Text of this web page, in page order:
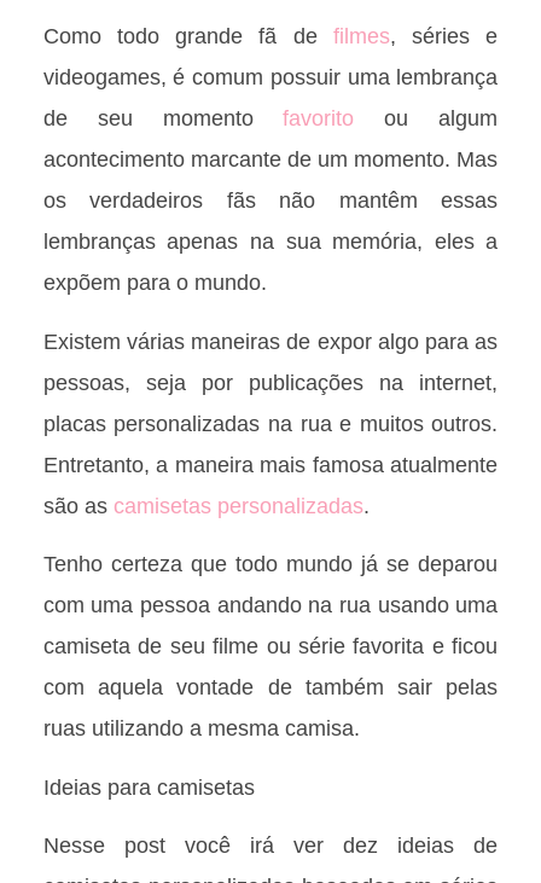
Como todo grande fã de filmes, séries e
videogames, é comum possuir uma lembrança
de seu momentofavorito ou algum
acontecimento marcante de um momento. Mas
os verdadeiros fãs não mantêm essas
lembranças apenas na sua memória, eles a
expõem para o mundo.
Existem várias maneiras de expor algo para as
pessoas, seja por publicações na internet,
placas personalizadas na rua e muitos outros.
Entretanto, a maneira mais famosa atualmente
são as camisetas personalizadas.
Tenho certeza que todo mundo já se deparou
com uma pessoa andando na rua usando uma
camiseta de seu filme ou série favorita e ficou
com aquela vontade de também sair pelas
ruas utilizando a mesma camisa.
Ideias para camisetas
Nesse post você irá ver dez ideias de